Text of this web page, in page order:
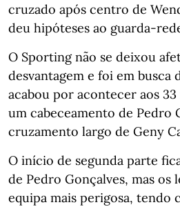
cruzado após centro de
deu hipóteses ao guarda-
O Sporting não se deixou
desvantagem e foi em busca
acabou por acontecer aos
um cabeceamento de Pedro
cruzamento largo de Geny
O início de segunda parte
de Pedro Gonçalves, mas os
equipa mais perigosa, tendo